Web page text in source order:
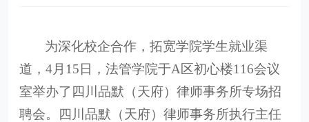
为深化校企合作，拓宽学院学生就业渠
道，4月15日，法管学院于A区初心楼116会议
室举办了四川品默（天府）律师事务所专场招
聘会。四川品默（天府）律师事务所执行主任